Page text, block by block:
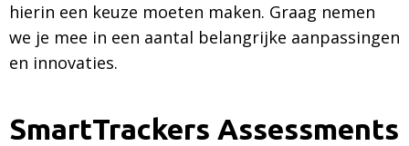
hierin een keuze moeten maken. Graag nemen
we je mee in een aantal belangrijke aanpassingen
en innovaties.
SmartTrackers Assessments